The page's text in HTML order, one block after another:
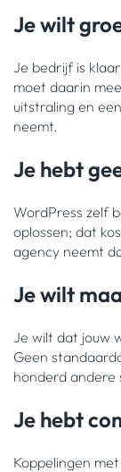
Je wilt
Je bedrijf is
moet daarin
uitstraling en
neemt.
Je hebt
WordPress zelf
oplossen; dat
agency neemt
Je wilt
Je wilt dat jouw
Geen
honderd andere
Je hebt
Koppelingen